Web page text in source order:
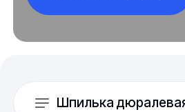
Шпилька